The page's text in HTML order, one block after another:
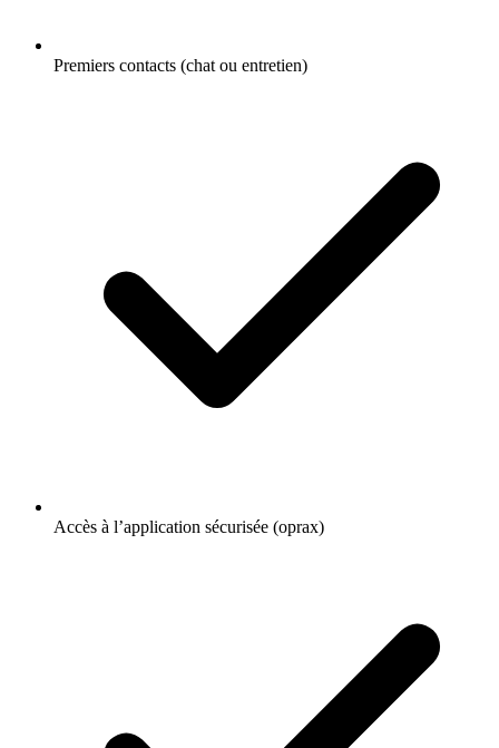
Premiers contacts (chat ou entretien)
Accès à l’application sécurisée (oprax)